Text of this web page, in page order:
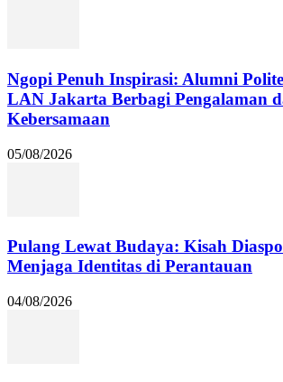
Ngopi Penuh Inspirasi: Alumni
LAN Jakarta Berbagi Pengalaman
Kebersamaan
05/08/2026
Pulang Lewat Budaya: Kisah
Menjaga Identitas di Perantauan
04/08/2026